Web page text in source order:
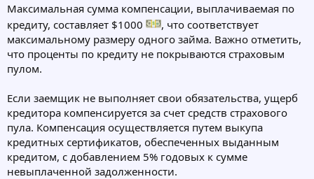
Максимальная сумма компенсации, выплачиваемая по
кредиту, составляет $1000
, что соответствует
максимальному размеру одного займа. Важно отметить,
что проценты по кредиту не покрываются страховым
пулом.
Если заемщик не выполняет свои обязательства, ущерб
кредитора компенсируется за счет средств страхового
пула. Компенсация осуществляется путем выкупа
кредитных сертификатов, обеспеченных выданным
кредитом, с добавлением 5% годовых к сумме
невыплаченной задолженности.